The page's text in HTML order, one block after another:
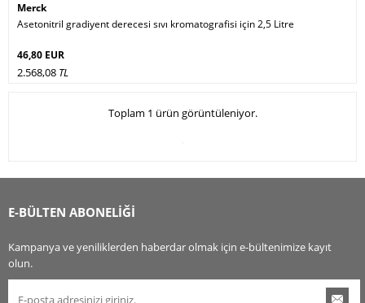
Merck
Asetonitril gradiyent derecesi sıvı kromatografisi için 2,5 Litre
46,80 EUR
2.568,08 TL
Toplam 1 ürün görüntüleniyor.
E-BÜLTEN ABONELİĞİ
Kampanya ve yeniliklerden haberdar olmak için e-bültenimize kayıt
olun.